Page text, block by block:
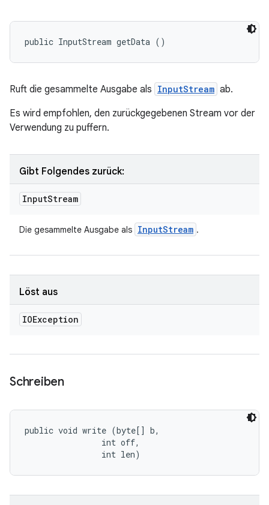
public InputStream getData ()
Ruft die gesammelte Ausgabe als InputStream ab.
Es wird empfohlen, den zurückgegebenen Stream vor der
Verwendung zu puffern.
Gibt Folgendes zurück:
InputStream
Die gesammelte Ausgabe als InputStream .
Löst aus
IOException
Schreiben
public void write (byte[] b,
                int off,
                int len)